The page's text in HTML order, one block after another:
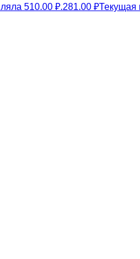
510.00 ₽.281.00 ₽Текущая